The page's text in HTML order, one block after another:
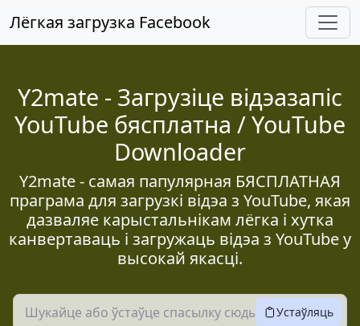
Лёгкая загрузка Facebook
Y2mate - Загрузіце відэазапіс
YouTube бясплатна / YouTube
Downloader
Y2mate - самая папулярная БЯСПЛАТНАЯ
праграма для загрузкі відэа з YouTube, якая
дазваляе карыстальнікам лёгка і хутка
канвертаваць і загружаць відэа з YouTube у
высокай якасці.
Устаўляць